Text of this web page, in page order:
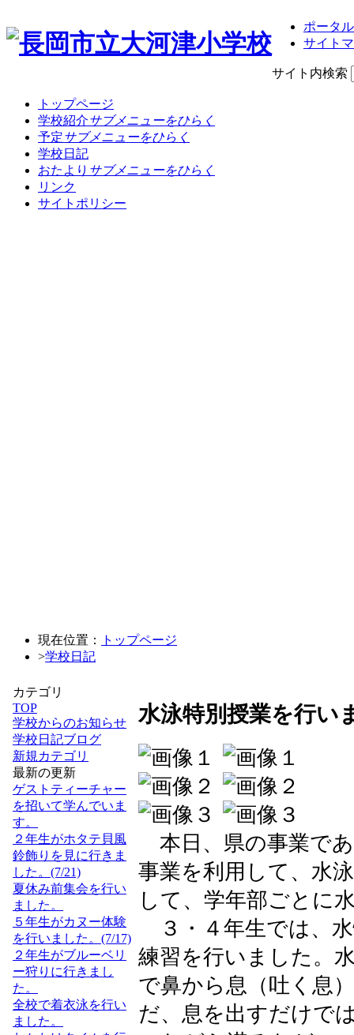
ポータ
サイト
サイト内検索
トップページ
学校紹介サブメニューをひらく
予定サブメニューをひらく
学校日記
おたより サブメニューをひらく
リンク
サイトポリシー
現在位置：
トップページ
>学校日記